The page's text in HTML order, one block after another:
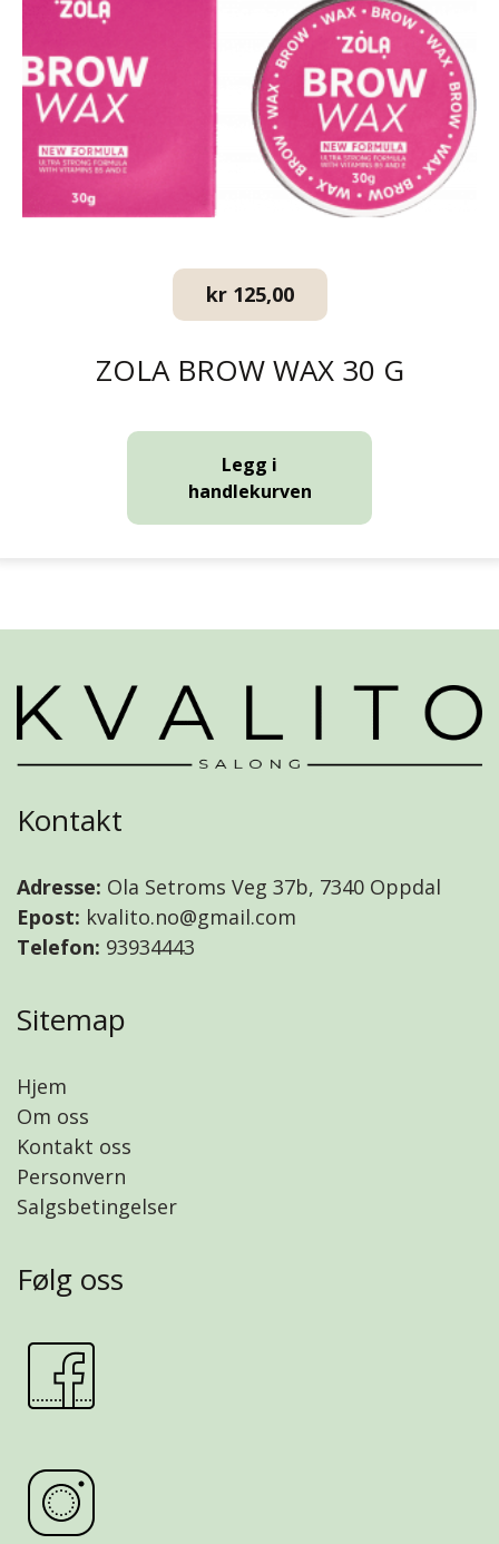
kr125,00
ZOLA BROW WAX 30 G
Legg i
handlekurven
Kontakt
Adresse: Ola Setroms Veg 37b, 7340 Oppdal
Epost: kvalito.no@gmail.com
Telefon: 93934443
Sitemap
Hjem
Om oss
Kontakt oss
Personvern
Salgsbetingelser
Følg oss